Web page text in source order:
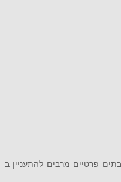
פרטיים מרבים להתעניין ב